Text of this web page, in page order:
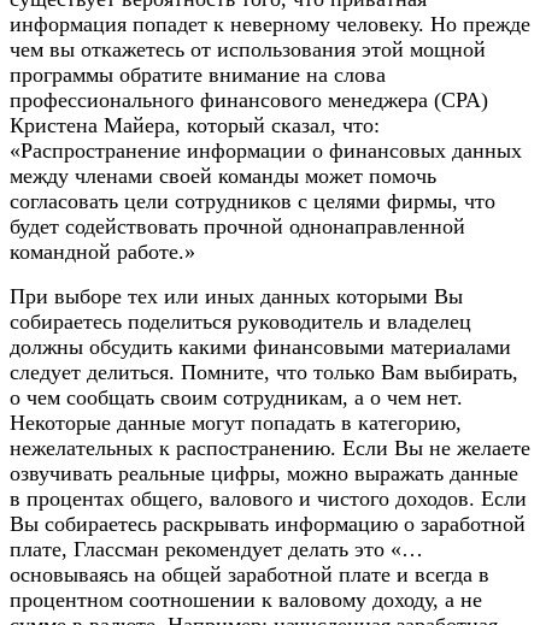
информация попадет к неверному человеку. Но прежде
чем вы откажетесь от использования этой мощной
программы обратите внимание на слова
профессионального финансового менеджера (СРА)
Кристена Майера, который сказал, что:
«Распространение информации о финансовых данных
между членами своей команды может помочь
согласовать цели сотрудников с целями фирмы, что
будет содействовать прочной однонаправленной
командной работе.»
При выборе тех или иных данных которыми Вы
собираетесь поделиться руководитель и владелец
должны обсудить какими финансовыми материалами
следует делиться. Помните, что только Вам выбирать,
о чем сообщать своим сотрудникам, а о чем нет.
Некоторые данные могут попадать в категорию,
нежелательных к распостранению. Если Вы не желаете
озвучивать реальные цифры, можно выражать данные
в процентах общего, валового и чистого доходов. Если
Вы собираетесь раскрывать информацию о заработной
плате, Глассман рекомендует делать это «…
основываясь на общей заработной плате и всегда в
процентном соотношении к валовому доходу, а не